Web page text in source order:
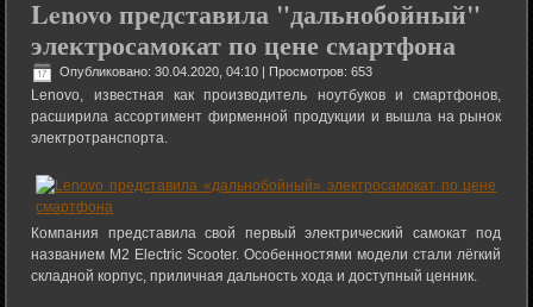
Lenovo представила "дальнобойный"
электросамокат по цене смартфона
Опубликовано: 30.04.2020, 04:10 | Просмотров: 653
Lenovo, известная как производитель ноутбуков и смартфонов,
расширила ассортимент фирменной продукции и вышла на рынок
электротранспорта.
Компания представила свой первый электрический самокат под
названием M2 Electric Scooter. Особенностями модели стали лёгкий
складной корпус, приличная дальность хода и доступный ценник.